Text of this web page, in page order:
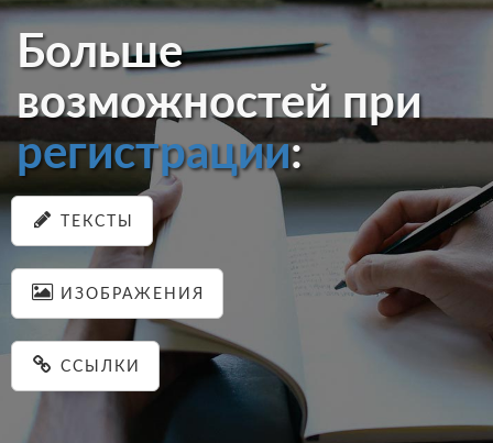
Больше
возможностей при
регистрации:
ТЕКСТЫ
ИЗОБРАЖЕНИЯ
ССЫЛКИ